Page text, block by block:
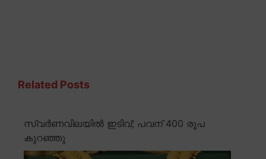
Related Posts
സ്വർണവിലയിൽ ഇടിവ്; പവന് 400 രൂപ
കുറഞ്ഞു